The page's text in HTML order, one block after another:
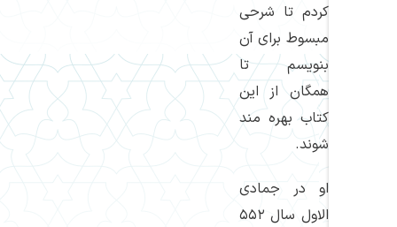
كردم تا شرحی
مبسوط برای آن
بنویسم تا
همگان از این
كتاب بهره مند
شوند.
او در جمادی
الاول سال ۵۵۲